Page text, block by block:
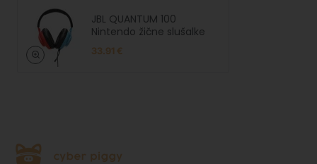
JBL QUANTUM 100
Nintendo žične slušalke
33.91 €